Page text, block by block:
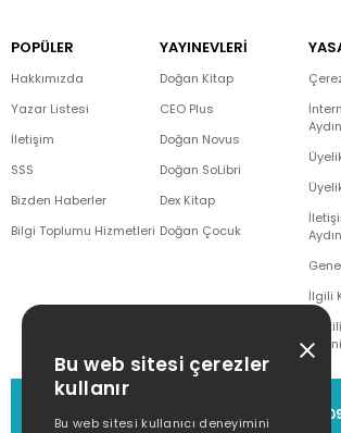
POPÜLER
Hakkımızda
Yazar Listesi
İletişim
SSS
Bizden Haberler
Bilgi Toplumu Hizmetleri
YAYINEVLERİ
Doğan Kitap
CEO Plus
Doğan Novus
Doğan SoLibri
Dex Kitap
Doğan Çocuk
İlgili
Metni
MÜŞTERİ HİZMETLERİ
(0212) 373 77 00
Bu web sitesi çerezler
kullanır
Bu web sitesi kullanıcı deneyimini